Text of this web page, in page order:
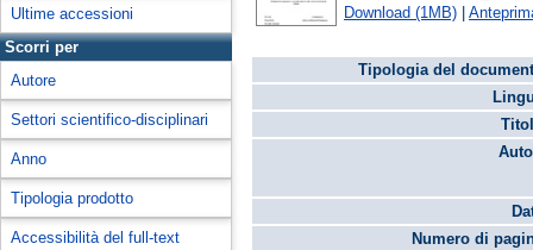
Ultime accessioni
Scorri per
Autore
Settori scientifico-disciplinari
Anno
Tipologia prodotto
Accessibilità del full-text
Download (1MB) |
Tipologia del
Numero di